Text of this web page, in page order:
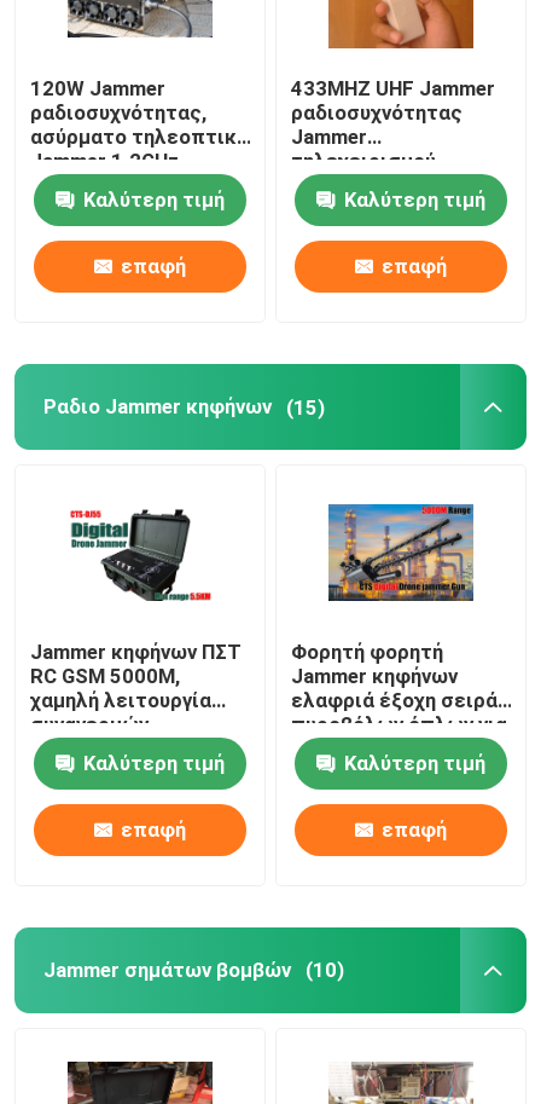
120W Jammer
ραδιοσυχνότητας,
ασύρματο τηλεοπτικό
Jammer 1.2GHz-
1.3GHz 900MHz
Καλύτερη τιμή
επαφή
433MHZ UHF Jammer
ραδιοσυχνότητας
Jammer
τηλεχειρισμού
αυτοκινήτων Blocker
συσκευήΚαλύτερη τιμή
επαφή
Ραδιο Jammer κηφήνων (15)
Jammer κηφήνων ΠΣΤ
RC GSM 5000M,
χαμηλή λειτουργία
συναγερμών
μπαταριών
αναλογικών συσκευών
κρυπτοφώνησης
σημάτων κηφήνων
Καλύτερη τιμή
επαφή
Φορητή φορητή
Jammer κηφήνων
ελαφριά έξοχη σειρά
πυροβόλων όπλων για
στρατιωτικό
Καλύτερη τιμή
επαφή
Jammer σημάτων βομβών (10)